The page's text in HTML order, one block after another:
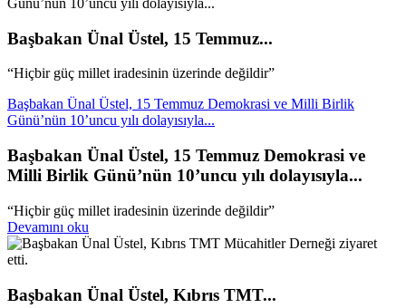
Başbakan Ünal Üstel, 15 Temmuz...
“Hiçbir güç millet iradesinin üzerinde değildir”
Başbakan Ünal Üstel, 15 Temmuz Demokrasi ve Milli Birlik
Günü’nün 10’uncu yılı dolayısıyla...
Başbakan Ünal Üstel, 15 Temmuz Demokrasi ve
Milli Birlik Günü’nün 10’uncu yılı dolayısıyla...
“Hiçbir güç millet iradesinin üzerinde değildir”
Devamını oku
Başbakan Ünal Üstel, Kıbrıs TMT...